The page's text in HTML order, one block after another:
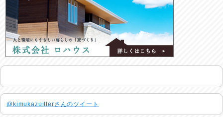
@kimukazuitterさんのツイート